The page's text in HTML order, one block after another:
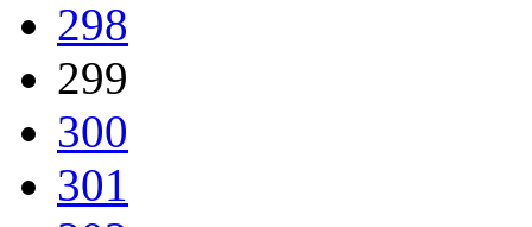
298
299
300
301